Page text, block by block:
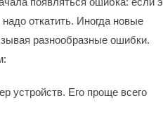
откатить. Иногда новые
разнообразные ошибки.
устройств. Его проще всего